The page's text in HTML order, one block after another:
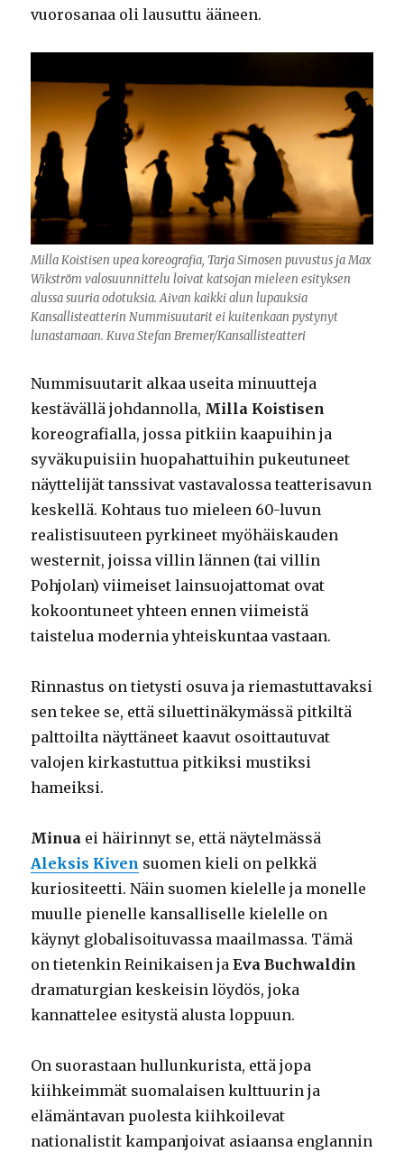
vuorosanaa oli lausuttu ääneen.
Milla Koistisen upea koreografia, Tarja Simosen puvustus ja Max
Wikström valosuunnittelu loivat katsojan mieleen esityksen
alussa suuria odotuksia. Aivan kaikki alun lupauksia
Kansallisteatterin Nummisuutarit ei kuitenkaan pystynyt
lunastamaan. Kuva Stefan Bremer/Kansallisteatteri
Nummisuutarit alkaa useita minuutteja
kestävällä johdannolla, Milla Koistisen
koreografialla, jossa pitkiin kaapuihin ja
syväkupuisiin huopahattuihin pukeutuneet
näyttelijät tanssivat vastavalossa teatterisavun
keskellä. Kohtaus tuo mieleen 60-luvun
realistisuuteen pyrkineet myöhäiskauden
westernit, joissa villin lännen (tai villin
Pohjolan) viimeiset lainsuojattomat ovat
kokoontuneet yhteen ennen viimeistä
taistelua modernia yhteiskuntaa vastaan.
Rinnastus on tietysti osuva ja riemastuttavaksi
sen tekee se, että siluettinäkymässä pitkiltä
palttoilta näyttäneet kaavut osoittautuvat
valojen kirkastuttua pitkiksi mustiksi
hameiksi.
Minua ei häirinnyt se, että näytelmässä
Aleksis Kiven suomen kieli on pelkkä
kuriositeetti. Näin suomen kielelle ja monelle
muulle pienelle kansalliselle kielelle on
käynyt globalisoituvassa maailmassa. Tämä
on tietenkin Reinikaisen jaEva Buchwaldin
dramaturgian keskeisin löydös, joka
kannattelee esitystä alusta loppuun.
On suorastaan hullunkurista, että jopa
kiihkeimmät suomalaisen kulttuurin ja
elämäntavan puolesta kiihkoilevat
nationalistit kampanjoivat asiaansa englannin